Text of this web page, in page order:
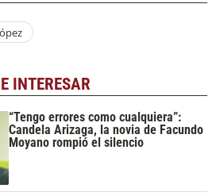
INTERESAR
“Tengo errores como cualquiera”:
Candela Arizaga, la novia de Facundo
Moyano rompió el silencio